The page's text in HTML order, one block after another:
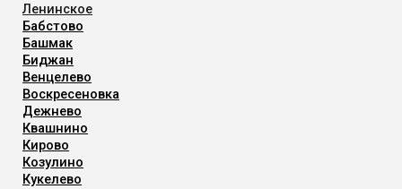
Ленинское
Бабстово
Башмак
Биджан
Венцелево
Воскресеновка
Дежнево
Квашнино
Кирово
Козулино
Кукелево